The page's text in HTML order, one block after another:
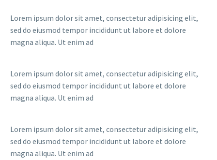
Lorem ipsum dolor sit amet, consectetur adipisicing elit,
sed do eiusmod tempor incididunt ut labore et dolore
magna aliqua. Ut enim ad
Lorem ipsum dolor sit amet, consectetur adipisicing elit,
sed do eiusmod tempor incididunt ut labore et dolore
magna aliqua. Ut enim ad
Lorem ipsum dolor sit amet, consectetur adipisicing elit,
sed do eiusmod tempor incididunt ut labore et dolore
magna aliqua. Ut enim ad